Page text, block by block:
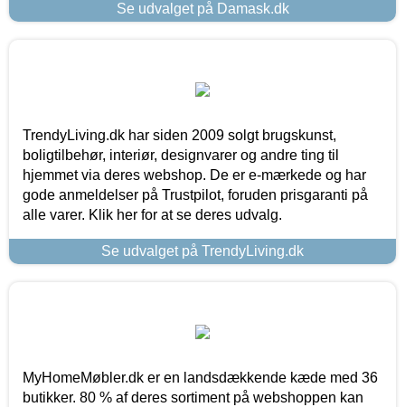
Se udvalget på Damask.dk
TrendyLiving.dk har siden 2009 solgt brugskunst,
boligtilbehør, interiør, designvarer og andre ting til
hjemmet via deres webshop. De er e-mærkede og har
gode anmeldelser på Trustpilot, foruden prisgaranti på
alle varer. Klik her for at se deres udvalg.
Se udvalget på TrendyLiving.dk
MyHomeMøbler.dk er en landsdækkende kæde med 36
butikker. 80 % af deres sortiment på webshoppen kan